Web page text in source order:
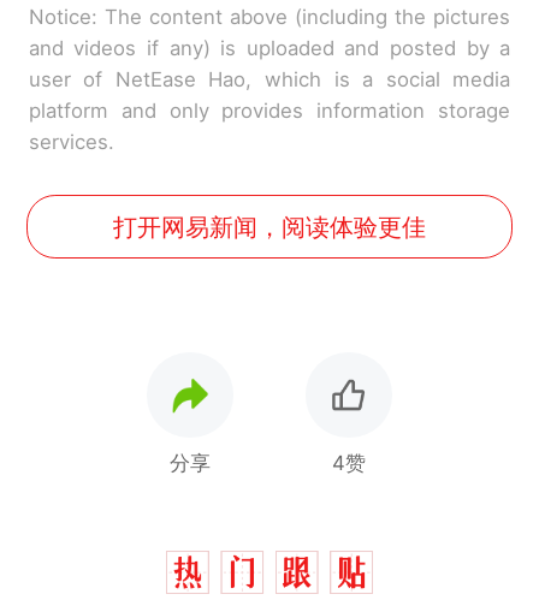
Notice: The content above (including the pictures
and videos if any) is uploaded and posted by a
user of NetEase Hao, which is a social media
platform and only provides information storage
services.
打开网易新闻，阅读体验更佳
分享 4赞